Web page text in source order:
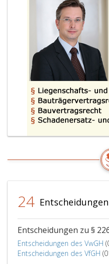
24
Entscheidungen zu §
Entscheidungen des VwGH
Entscheidungen des VfGH